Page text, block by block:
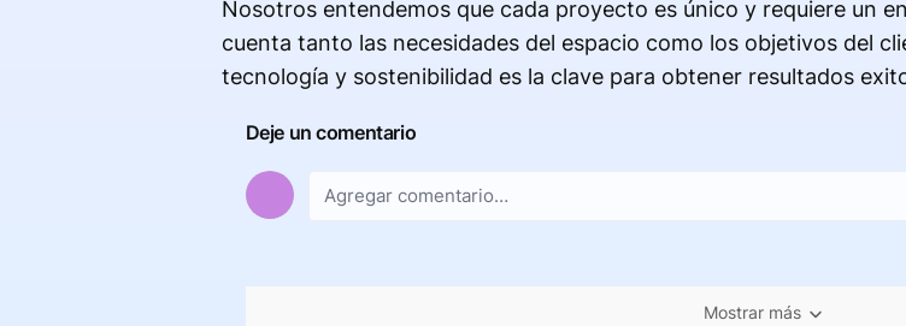
Nosotros entendemos que cada proyecto es único y requiere un
cuenta tanto las necesidades del espacio como los objetivos del
tecnología y sostenibilidad es la clave para obtener resultados
Deje un comentario
Mostrar más